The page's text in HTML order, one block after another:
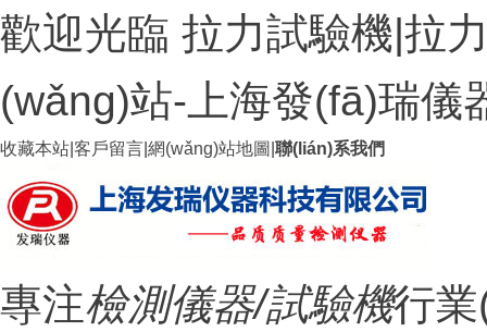
歡迎光臨 拉力試驗機|拉
(wǎng)站-上海發(fā)瑞儀
收藏本站 客戶留言 網(wǎng)站地圖 聯(lián)系我們
專注檢測儀器/試驗機行